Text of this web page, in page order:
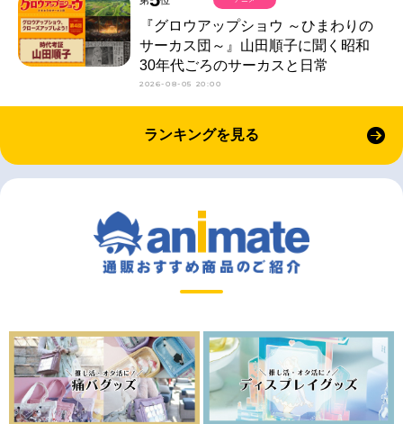
『グロウアップショウ ～ひまわりの
サーカス団～』山田順子に聞く昭和
30年代ごろのサーカスと日常
2026-08-05 20:00
ランキングを見る